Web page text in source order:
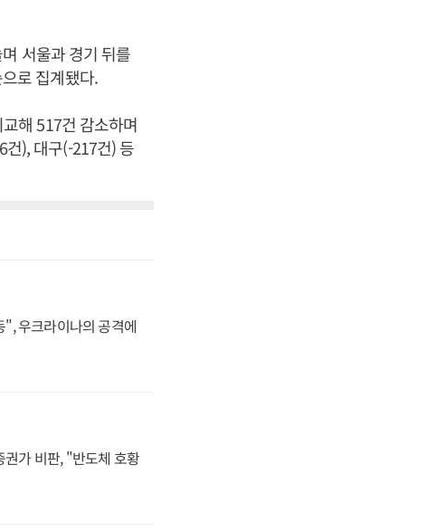
서울과 경기 뒤를
로 집계됐다.
해 517건 감소하며
), 대구(-217건) 등
우크라이나의 공격에
가 비판, "반도체 호황